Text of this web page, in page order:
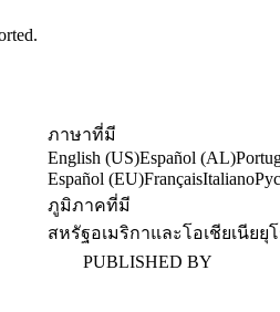
ภาษาที่มี
English (US)Español (AL)
Español (EU)FrançaisItaliano
ภูมิภาคที่มี
สหรัฐอเมริกาและโอเชียเนียยุ
PUBLISHED BY